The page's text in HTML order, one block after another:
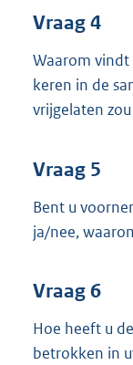
Vraag 4
Waarom vindt
keren in de
vrijgelaten
Vraag 5
Bent u
ja/nee,
Vraag 6
Hoe heeft u
betrokken in